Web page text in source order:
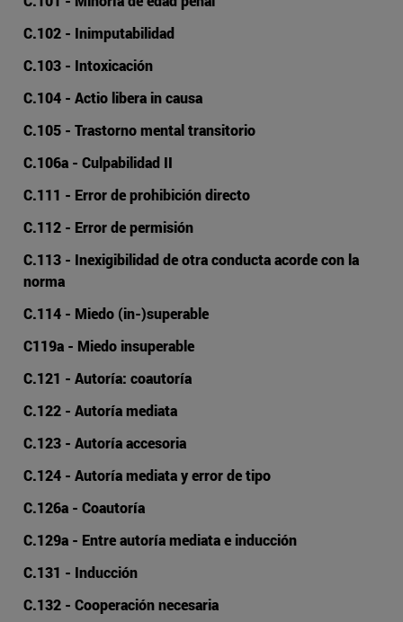
C.102 - Inimputabilidad
C.103 - Intoxicación
C.104 - Actio libera in causa
C.105 - Trastorno mental transitorio
C.106a - Culpabilidad II
C.111 - Error de prohibición directo
C.112 - Error de permisión
C.113 - Inexigibilidad de otra conducta acorde con la
norma
C.114 - Miedo (in-)superable
C119a - Miedo insuperable
C.121 - Autoría: coautoría
C.122 - Autoría mediata
C.123 - Autoría accesoria
C.124 - Autoría mediata y error de tipo
C.126a - Coautoría
C.129a - Entre autoría mediata e inducción
C.131 - Inducción
C.132 - Cooperación necesaria